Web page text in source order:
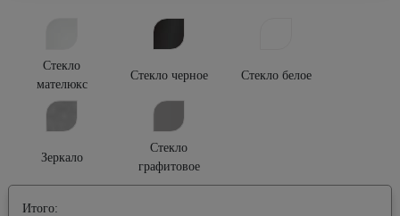
Стекло
мателюкс
Стекло черное Стекло белое
Зеркало
Стекло
графитовое
Итого: